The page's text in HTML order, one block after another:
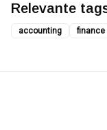
Relevante
accounting finance